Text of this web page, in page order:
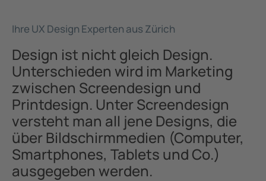
Ihre UX Design Experten aus Zürich
Design ist nicht gleich Design.
Unterschieden wird im Marketing
zwischen Screendesign und
Printdesign. Unter Screendesign
versteht man all jene Designs, die
über Bildschirmmedien (Computer,
Smartphones, Tablets und Co.)
ausgegeben werden.